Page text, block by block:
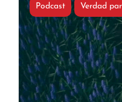
Podcast Verdad